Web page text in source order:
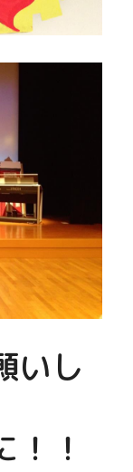
いし
！